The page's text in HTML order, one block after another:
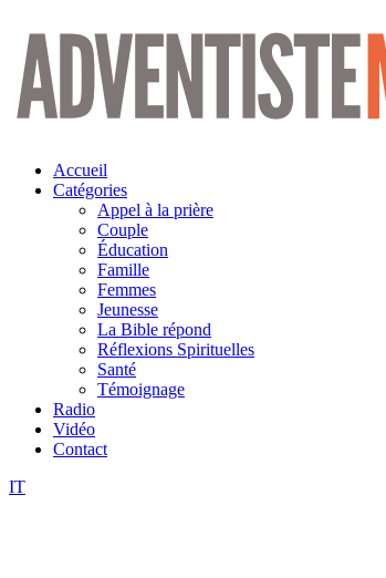
Aller
contenu
Accueil
Catégories
Appel à la prière
Couple
Éducation
Famille
Femmes
Jeunesse
La Bible répond
Réflexions Spirituelles
Santé
Témoignage
Radio
Vidéo
Contact
IT